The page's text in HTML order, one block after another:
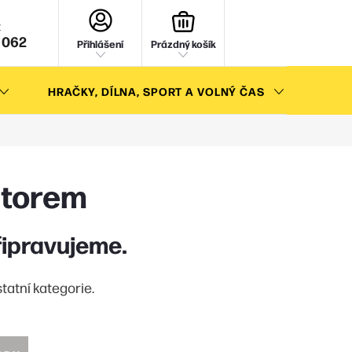
Přihlášení Prázdný košík
HRAČKY, DÍLNA, SPORT A VOLNÝ ČAS
kategorie.